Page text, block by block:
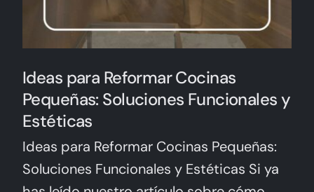
Ideas para Reformar Cocinas
Pequeñas: Soluciones Funcionales y
Estéticas
Ideas para Reformar Cocinas Pequeñas:
Soluciones Funcionales y Estéticas Si ya